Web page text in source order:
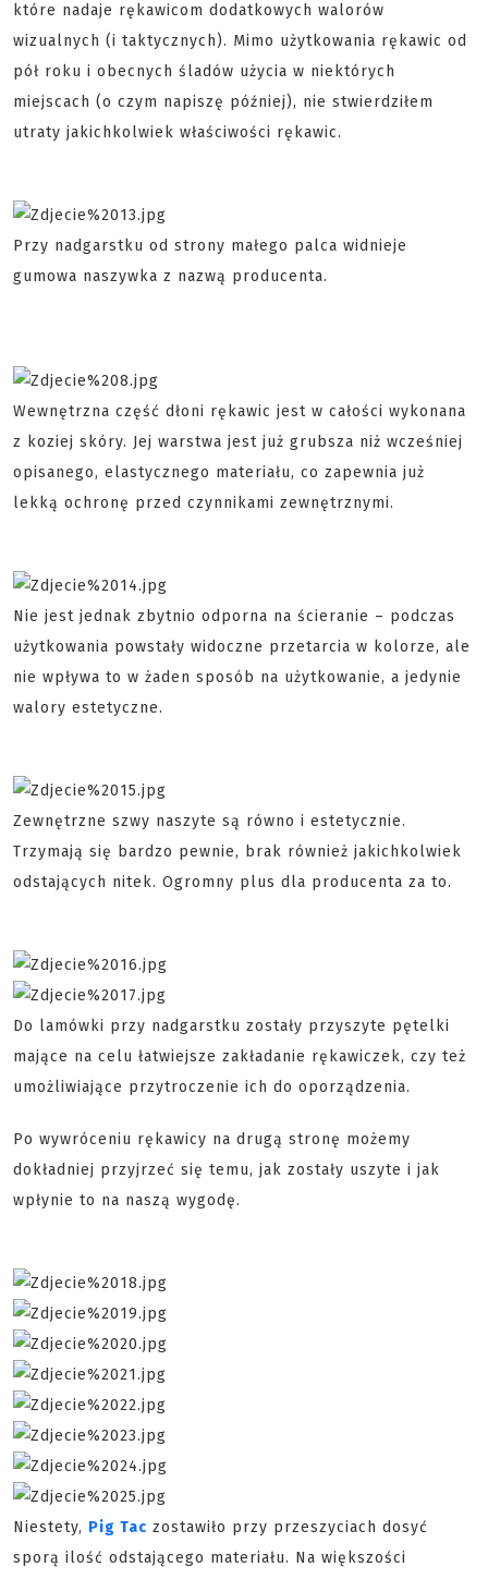
które nadaje rękawicom dodatkowych walorów
wizualnych (i taktycznych). Mimo użytkowania rękawic od
pół roku i obecnych śladów użycia w niektórych
miejscach (o czym napiszę później), nie stwierdziłem
utraty jakichkolwiek właściwości rękawic.
Przy nadgarstku od strony małego palca widnieje
gumowa naszywka z nazwą producenta.
Wewnętrzna część dłoni rękawic jest w całości wykonana
z koziej skóry. Jej warstwa jest już grubsza niż wcześniej
opisanego, elastycznego materiału, co zapewnia już
lekką ochronę przed czynnikami zewnętrznymi.
Nie jest jednak zbytnio odporna na ścieranie – podczas
użytkowania powstały widoczne przetarcia w kolorze, ale
nie wpływa to w żaden sposób na użytkowanie, a jedynie
walory estetyczne.
Zewnętrzne szwy naszyte są równo i estetycznie.
Trzymają się bardzo pewnie, brak również jakichkolwiek
odstających nitek. Ogromny plus dla producenta za to.
Do lamówki przy nadgarstku zostały przyszyte pętelki
mające na celu łatwiejsze zakładanie rękawiczek, czy też
umożliwiające przytroczenie ich do oporządzenia.
Po wywróceniu rękawicy na drugą stronę możemy
dokładniej przyjrzeć się temu, jak zostały uszyte i jak
wpłynie to na naszą wygodę.
Niestety, Pig Tac zostawiło przy przeszyciach dosyć
sporą ilość odstającego materiału. Na większości